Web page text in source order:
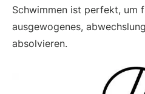
Schwimmen ist perfekt, um
ausgewogenes,
absolvieren.